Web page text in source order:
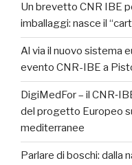
Un brevetto CNR IBE
imballaggi: nasce il
Al via il nuovo sistema
evento CNR-IBE a
DigiMedFor – il
del progetto Europeo
mediterranee
Parlare di boschi: dalla